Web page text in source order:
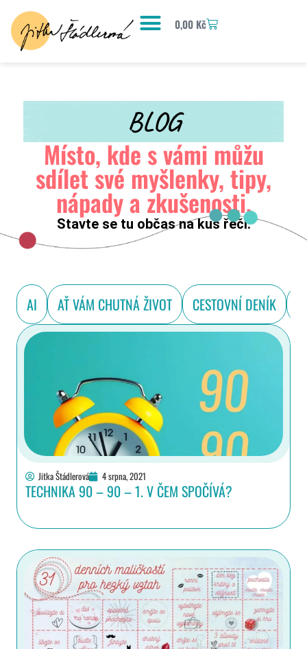
0,00 Kč
BLOG
Místo, kde s vámi můžu
sdílet své myšlenky, tipy,
nápady a zkušenosti.
Stavte se tu občas na kus řeči.
AI AŤ VÁM CHUTNÁ ŽIVOT CESTOVNÍ DENÍK
Jitka Štádlerová 4 srpna, 2021
TECHNIKA 90 – 90 – 1. V ČEM SPOČÍVÁ?